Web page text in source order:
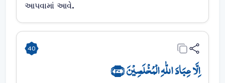
આપવામાં આવે.
40
اِلَّا عِبَادَ اللّٰہِ الۡمُخۡلَصِیۡنَ ﴿۴۰﴾